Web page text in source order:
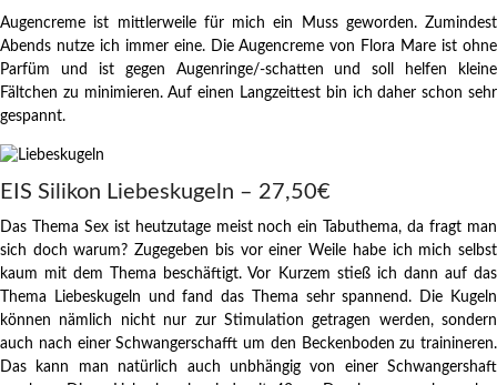
Augencreme ist mittlerweile für mich ein Muss geworden. Zumindest
Abends nutze ich immer eine. Die Augencreme von Flora Mare ist ohne
Parfüm und ist gegen Augenringe/-schatten und soll helfen kleine
Fältchen zu minimieren. Auf einen Langzeittest bin ich daher schon sehr
gespannt.
EIS Silikon Liebeskugeln – 27,50€
Das Thema Sex ist heutzutage meist noch ein Tabuthema, da fragt man
sich doch warum? Zugegeben bis vor einer Weile habe ich mich selbst
kaum mit dem Thema beschäftigt. Vor Kurzem stieß ich dann auf das
Thema Liebeskugeln und fand das Thema sehr spannend. Die Kugeln
können nämlich nicht nur zur Stimulation getragen werden, sondern
auch nach einer Schwangerschafft um den Beckenboden zu trainineren.
Das kann man natürlich auch unbhängig von einer Schwangershaft